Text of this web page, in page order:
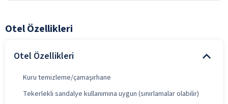
Otel Özellikleri
Otel Özellikleri
Kuru temizleme/çamaşırhane
Tekerlekli sandalye kullanımına uygun (sınırlamalar olabilir)